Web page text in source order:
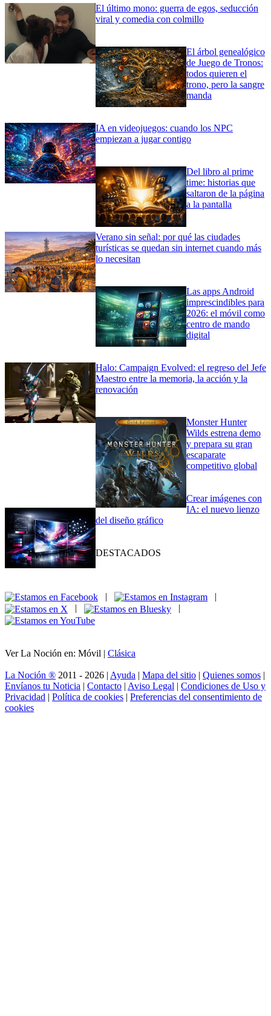
El último mono: guerra de egos, seducción
viral y comedia con colmillo
El árbol genealógico
de Juego de Tronos:
todos quieren el
trono, pero la sangre
manda
IA en videojuegos: cuando los NPC
empiezan a jugar contigo
Del libro al prime
time: historias que
saltaron de la página
a la pantalla
Verano sin señal: por qué las ciudades
turísticas se quedan sin internet cuando más
lo necesitan
Las apps Android
imprescindibles para
2026: el móvil como
centro de mando
digital
Halo: Campaign Evolved: el regreso del Jefe
Maestro entre la memoria, la acción y la
renovación
Monster Hunter
Wilds estrena demo
y prepara su gran
escaparate
competitivo global
Crear imágenes con
IA: el nuevo lienzo
del diseño gráfico
DESTACADOS
|
|
Ver La Noción en: Móvil | Clásica
La Noción ® 2011 - 2026 | Ayuda | Mapa del sitio | Quienes somos |
Envíanos tu Noticia | Contacto | Aviso Legal | Condiciones de Uso y
Privacidad | Política de cookies | Preferencias del consentimiento de
cookies